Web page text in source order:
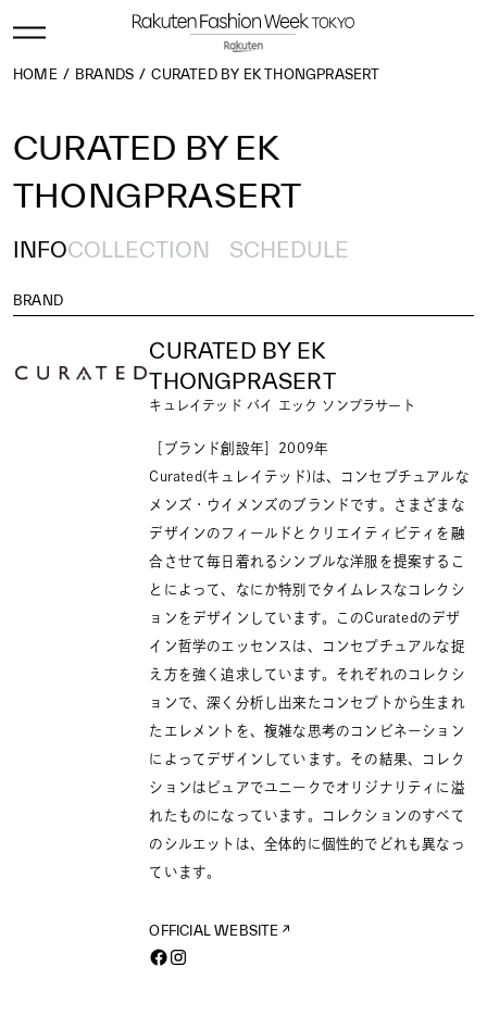
HOME BRANDS CURATED BY EK THONGPRASERT
CURATED BY EK
THONGPRASERT
INFOCOLLECTION SCHEDULE
BRAND
CURATED BY EK
THONGPRASERT
キュレイテッド バイ エック ソンプラサート
［ブランド創設年］2009年
Curated(キュレイテッド)は、コンセプチュアルな
メンズ・ウイメンズのブランドです。さまざまな
デザインのフィールドとクリエイティビティを融
合させて毎日着れるシンプルな洋服を提案するこ
とによって、なにか特別でタイムレスなコレクシ
ョンをデザインしています。このCuratedのデザ
イン哲学のエッセンスは、コンセプチュアルな捉
え方を強く追求しています。それぞれのコレクシ
ョンで、深く分析し出来たコンセプトから生まれ
たエレメントを、複雑な思考のコンビネーション
によってデザインしています。その結果、コレク
ションはピュアでユニークでオリジナリティに溢
れたものになっています。コレクションのすべて
のシルエットは、全体的に個性的でどれも異なっ
ています。
OFFICIAL WEBSITE